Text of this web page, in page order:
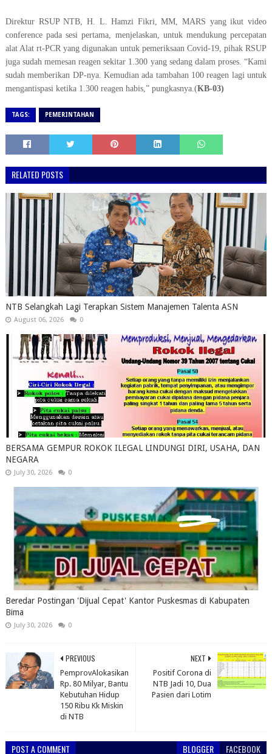
Direktur RSUP NTB, H. L. Hamzi Fikri, MM, MARS yang ikut video
conference pada sesi pertama, menjelaskan, untuk mendukung percepatan
alat Alat rt-PCR yang digunakan untuk pemeriksaan Covid-19, pihak RSUP
juga sudah memesan reagen sekitar 1.300 yang sedang dalam proses. “Kami
sudah memberikan DP-nya. Kemudian ada tambahan 100 reagen lagi untuk
mengantispasi ketika 1.300 reagen habis,” pungkasnya.(KB-03)
TAGS: PEMERINTAHAN
RELATED POSTS
NTB Selangkah Lagi Terapkan Sistem Manajemen Talenta ASN
August 06, 2026 0
BERSAMA GEMPUR ROKOK ILEGAL LINDUNGI DIRI, USAHA, DAN
NEGARA
July 30, 2026 0
Beredar Postingan 'Dijual Cepat' Kantor Puskesmas di Kabupaten
Bima
July 30, 2026 0
NEXT
Positif Corona di
NTB Jadi 10, Dua
Pasien dari Lotim
PREVIOUS
PemprovAlokasikan
Rp. 80 Milyar, Bantu
Kebutuhan Hidup
150 Ribu Kk Miskin
di NTB
POST A COMMENT BLOGGER FACEBOOK